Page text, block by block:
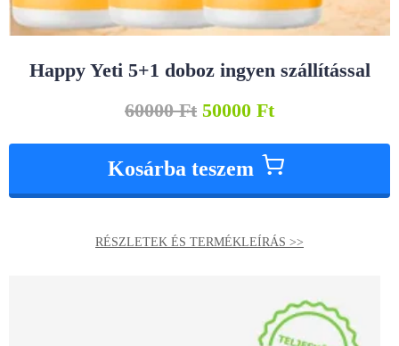
Happy Yeti 5+1 doboz ingyen szállítással
60000Ft 50000 Ft
Kosárba teszem
RÉSZLETEK ÉS TERMÉKLEÍRÁS >>